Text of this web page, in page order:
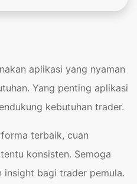
aplikasi yang nyaman
Yang penting aplikasi
kebutuhan trader.
terbaik, cuan
konsisten. Semoga
bagi trader pemula.